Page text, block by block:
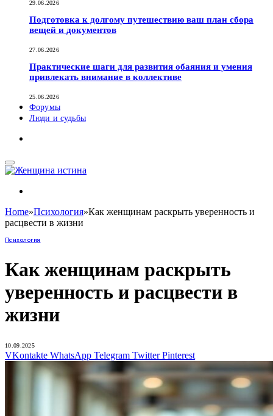
29.06.2026
Подготовка к долгому путешествию ваш план сбора
вещей и документов
27.06.2026
Практические шаги для развития обаяния и умения
привлекать внимание в коллективе
25.06.2026
Форумы
Люди и судьбы
Home»Психология»Как женщинам раскрыть уверенность и
расцвести в жизни
Психология
Как женщинам раскрыть
уверенность и расцвести в
жизни
10.09.2025
VKontakte WhatsApp Telegram Twitter Pinterest